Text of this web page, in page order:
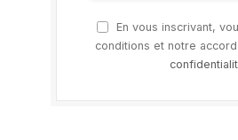
En vous inscrivant,
conditions et notre